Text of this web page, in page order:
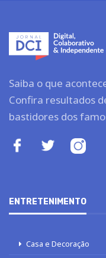
Saiba o que
Confira resultados
bastidores dos
ENTRETENIMENTO
Casa e Decoração